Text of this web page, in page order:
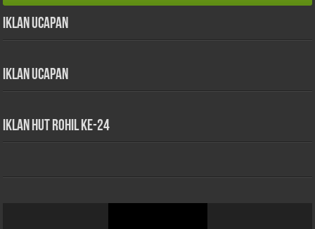
Iklan Ucapan
Iklan Ucapan
iklan HUT Rohil Ke-24